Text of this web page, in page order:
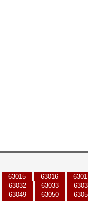
63015 63016
63032 63033
63049 63050